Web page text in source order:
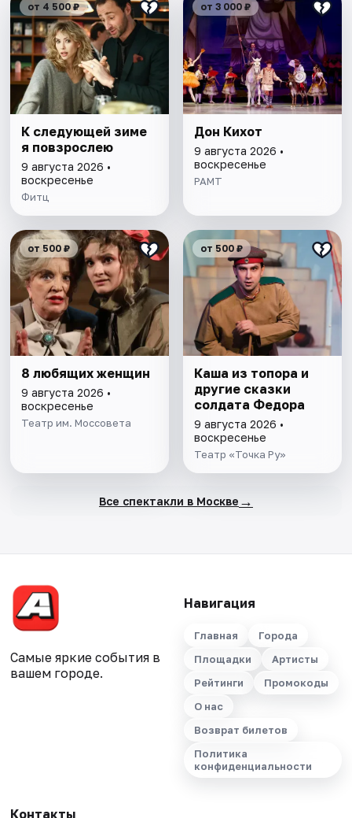
от 4 500 ₽
К следующей зиме
я повзрослею
9 августа 2026 •
воскресенье
Фитц
от 3 000 ₽
Дон Кихот
9 августа 2026 •
воскресенье
РАМТ
от 500 ₽
8 любящих женщин
9 августа 2026 •
воскресенье
Театр им. Моссовета
от 500 ₽
Каша из топора и
другие сказки
солдата Федора
9 августа 2026 •
воскресенье
Театр «Точка Ру»
Все спектакли в Москве →
Самые яркие события в
вашем городе.
Навигация
Главная
Города
Площадки
Артисты
Рейтинги
Промокоды
О нас
Возврат билетов
Политика
конфиденциальности
Контакты